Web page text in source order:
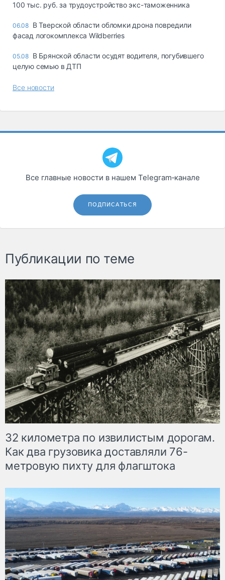
100 тыс. руб. за трудоустройство экс-таможенника
06.08 В Тверской области обломки дрона повредили
фасад логокомплекса Wildberries
05.08 В Брянской области осудят водителя, погубившего
целую семью в ДТП
Все новости
Все главные новости в нашем Telegram‑канале
ПОДПИСАТЬСЯ
Публикации по теме
32 километра по извилистым дорогам.
Как два грузовика доставляли 76-
метровую пихту для флагштока